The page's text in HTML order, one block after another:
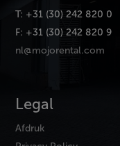
T: +31 (30) 242 820 0
F: +31 (30) 242 820 9
nl@mojorental.com
Legal
Afdruk